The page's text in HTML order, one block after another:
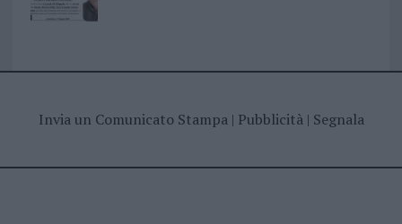
Invia un Comunicato Stampa| Pubblicità| Segnala